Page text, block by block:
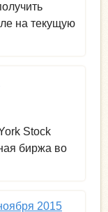
на текущую
Stock
биржа во
2015